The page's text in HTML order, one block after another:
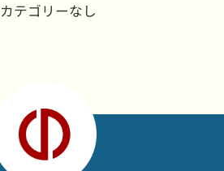
カテゴリーなし